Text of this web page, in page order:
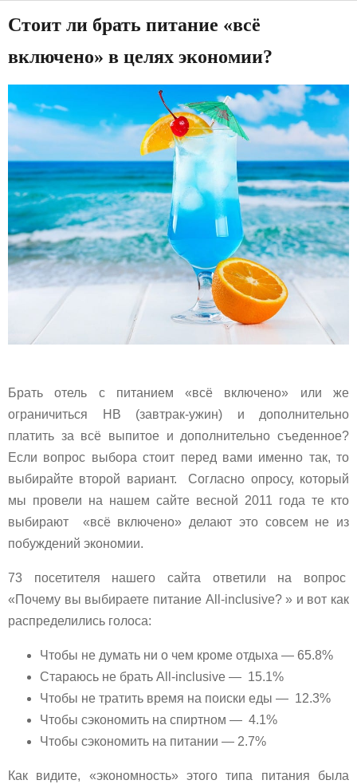
Стоит ли брать питание «всё
включено» в целях экономии?
Брать отель с питанием «всё включено» или же
ограничиться HB (завтрак-ужин) и дополнительно
платить за всё выпитое и дополнительно съеденное?
Если вопрос выбора стоит перед вами именно так, то
выбирайте второй вариант. Согласно опросу, который
мы провели на нашем сайте весной 2011 года те кто
выбирают «всё включено» делают это совсем не из
побуждений экономии.
73 посетителя нашего сайта ответили на вопрос
«Почему вы выбираете питание All-inclusive? » и вот как
распределились голоса:
Чтобы не думать ни о чем кроме отдыха — 65.8%
Стараюсь не брать All-inclusive — 15.1%
Чтобы не тратить время на поиски еды — 12.3%
Чтобы сэкономить на спиртном — 4.1%
Чтобы сэкономить на питании — 2.7%
Как видите, «экономность» этого типа питания была